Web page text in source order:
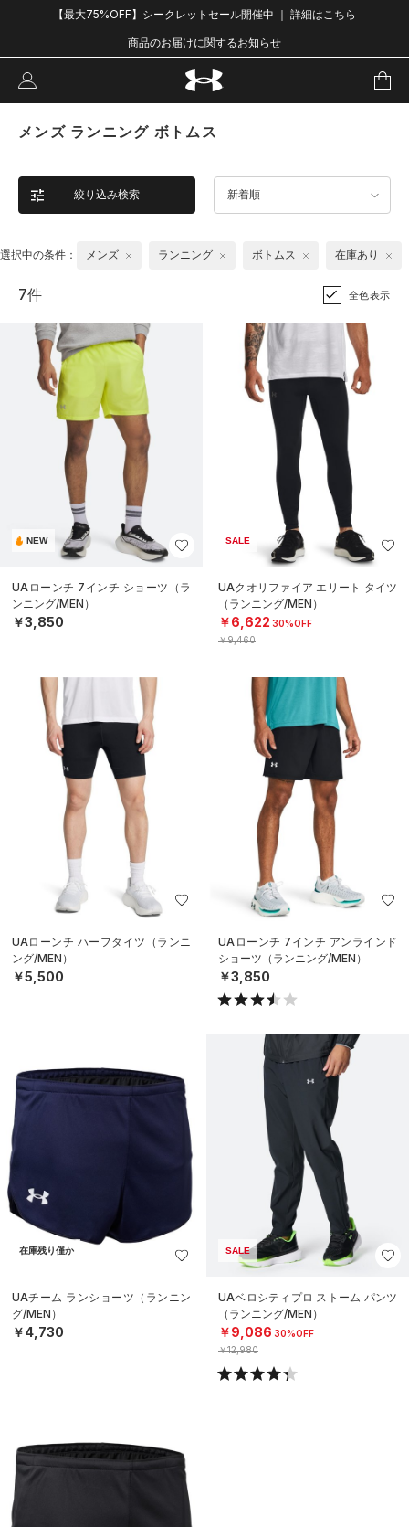
【最大75%OFF】シークレットセール開催中 ｜ 詳細はこちら
商品のお届けに関するお知らせ
メンズ ランニング ボトムス
絞り込み検索 新着順
選択中の条件： メンズ ランニング ボトムス 在庫あり
7件 全色表示
NEW
UAローンチ 7インチ ショーツ（ラ
ンニング/MEN）
￥3,850
SALE
UAクオリファイア エリート タイツ
（ランニング/MEN）
￥6,622 30%OFF
￥9,460
UAローンチ ハーフタイツ（ランニ
ング/MEN）
￥5,500
UAローンチ 7インチ アンラインド
ショーツ（ランニング/MEN）
￥3,850
在庫残り僅か
UAチーム ランショーツ（ランニン
グ/MEN）
￥4,730
SALE
UAベロシティプロ ストーム パンツ
（ランニング/MEN）
￥9,086 30%OFF
￥12,980